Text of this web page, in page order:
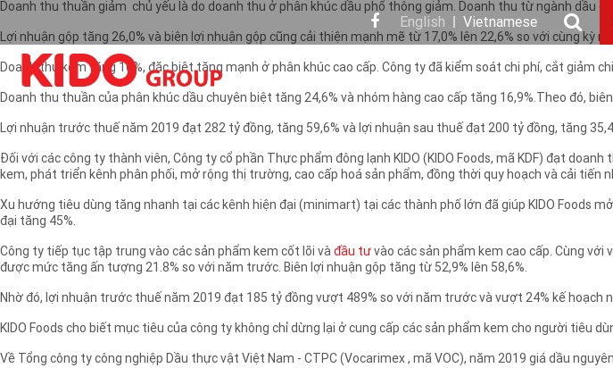
English Vietnamese
Doanh thu thuần giảm chủ yếu là do doanh thu ở phân khúc dầu phổ thông giảm. Doanh thu từ ngành dầu
Lợi nhuận gộp tăng 26,0% và biên lợi nhuận gộp cũng cải thiện mạnh mẽ từ 17,0% lên 22,6% so với cùng kỳ
Doanh thu kem tăng 10%, đặc biệt tăng mạnh ở phân khúc cao cấp. Công ty đã kiểm soát chi phí, cắt giảm
Doanh thu thuần của phân khúc dầu chuyên biệt tăng 24,6% và nhóm hàng cao cấp tăng 16,9%.Theo đó,
Lợi nhuận trước thuế năm 2019 đạt 282 tỷ đồng, tăng 59,6% và lợi nhuận sau thuế đạt 200 tỷ đồng, tăng
Đối với các công ty thành viên, Công ty cổ phần Thực phẩm đông lạnh KIDO (KIDO Foods, mã KDF) đạt
kem, phát triển kênh phân phối, mở rộng thị trường, cao cấp hoá sản phẩm, đồng thời quy hoạch và cải tiến
Xu hướng tiêu dùng tăng nhanh tại các kênh hiện đại (minimart) tại các thành phố lớn đã giúp KIDO Foods
đại tăng 45%.
Công ty tiếp tục tập trung vào các sản phẩm kem cốt lõi và đầu tư vào các sản phẩm kem cao cấp. Cùng
được mức tăng ấn tượng 21.8% so với năm trước. Biên lợi nhuận gộp tăng từ 52,9% lên 58,6%.
Nhờ đó, lợi nhuận trước thuế năm 2019 đạt 185 tỷ đồng vượt 489% so với năm trước và vượt 24% kế hoạch
KIDO Foods cho biết mục tiêu của công ty không chỉ dừng lại ở cung cấp các sản phẩm kem cho người tiêu
Về Tổng công ty công nghiệp Dầu thực vật Việt Nam - CTPC (Vocarimex , mã VOC), năm 2019 giá dầu